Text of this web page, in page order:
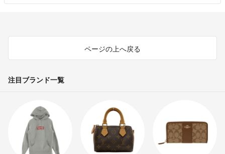
ページの上へ戻る
注目ブランド一覧